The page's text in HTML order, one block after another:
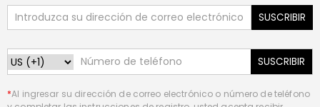
SUSCRIBIR
SUSCRIBIR
*Al ingresar su dirección de correo electrónico o número de teléfono